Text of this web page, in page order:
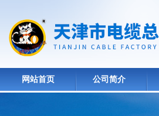
网站首页 公司简介